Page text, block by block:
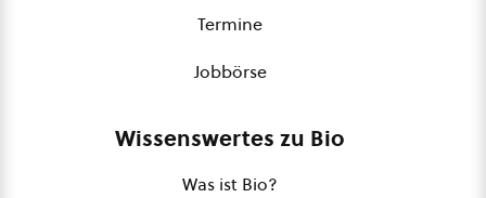
Termine
Jobbörse
Wissenswertes zu Bio
Was ist Bio?